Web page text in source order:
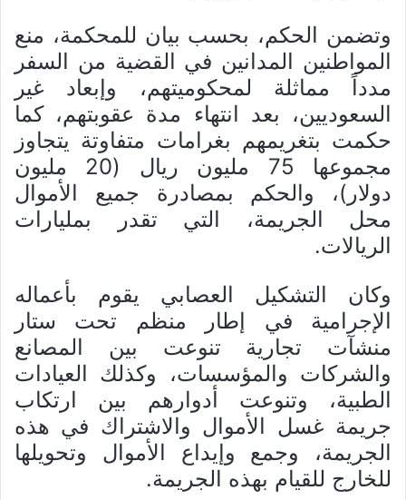
وتضمن الحكم، بحسب بيان للمحكمة، منع
المواطنين المدانين في القضية من السفر
مدداً مماثلة لمحكوميتهم، وإبعاد غير
السعوديين، بعد انتهاء مدة عقوبتهم، كما
حكمت بتغريمهم بغرامات متفاوتة يتجاوز
مجموعها 75 مليون ريال (20 مليون
دولار)، والحكم بمصادرة جميع الأموال
محل الجريمة، التي تقدر بمليارات
الريالات.
وكان التشكيل العصابي يقوم بأعماله
الإجرامية في إطار منظم تحت ستار
منشآت تجارية تنوعت بين المصانع
والشركات والمؤسسات، وكذلك العيادات
الطبية، وتنوعت أدوارهم بين ارتكاب
جريمة غسل الأموال والاشتراك في هذه
الجريمة، وجمع وإيداع الأموال وتحويلها
للخارج للقيام بهذه الجريمة.